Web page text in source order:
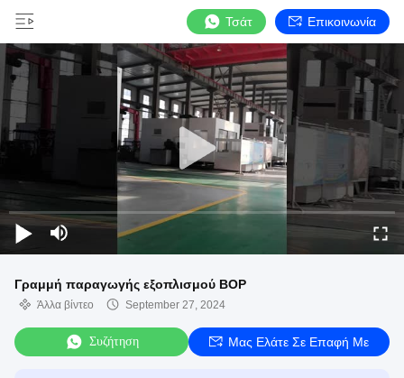
Τσάτ Επικοινωνία
Γραμμή παραγωγής εξοπλισμού BOP
Άλλα βίντεο September 27, 2024
Συζήτηση Μας Ελάτε Σε Επαφή Με